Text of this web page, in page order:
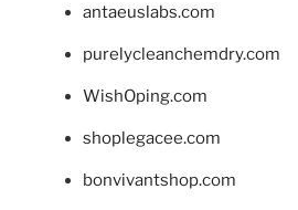
antaeuslabs.com
purelycleanchemdry.com
WishOping.com
shoplegacee.com
bonvivantshop.com